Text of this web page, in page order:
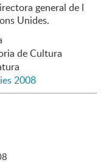
general de l
Unides.
de Cultura
2008